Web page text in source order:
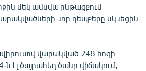
կայքերը
մեկ ամսվա ընթացքում
նոր դեպքերը սկսեցին
վարակված 248 հոգի
ն էլ ծայրահեղ ծանր վիճակում,